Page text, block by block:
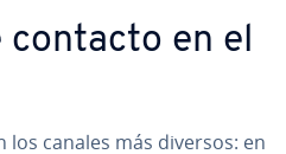
contacto en el
los canales más diversos: en